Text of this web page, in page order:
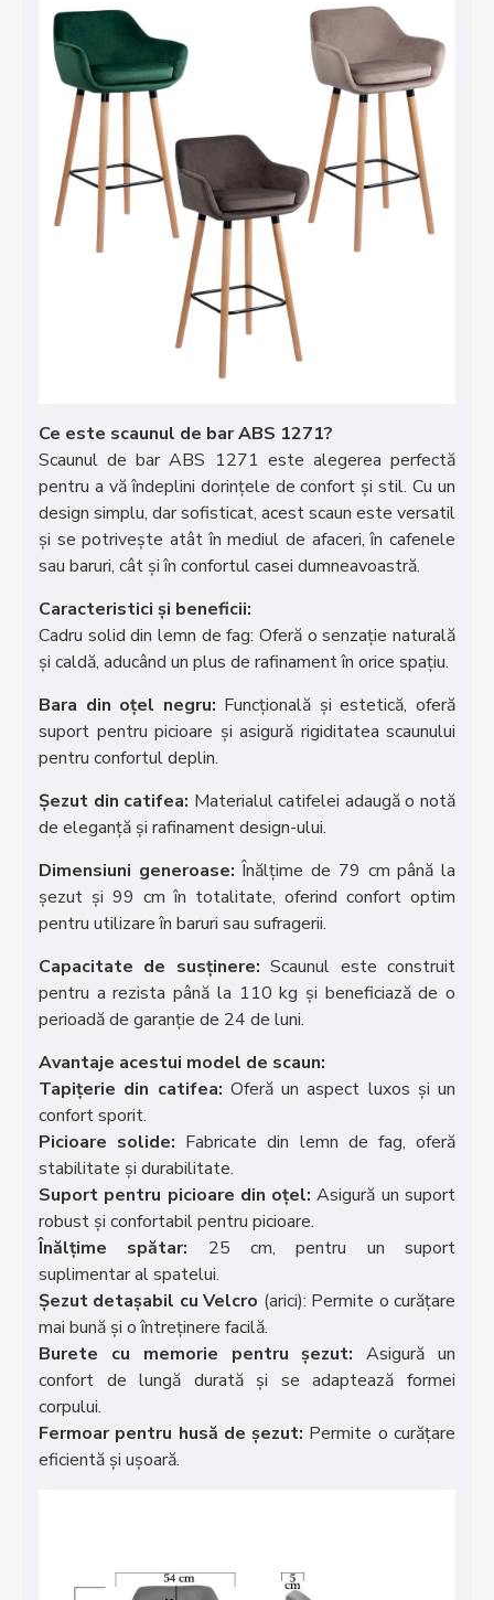
Ce este scaunul de bar ABS 1271?
Scaunul de bar ABS 1271 este alegerea perfectă
pentru a vă îndeplini dorințele de confort și stil. Cu un
design simplu, dar sofisticat, acest scaun este versatil
și se potrivește atât în mediul de afaceri, în cafenele
sau baruri, cât și în confortul casei dumneavoastră.
Caracteristici și beneficii:
Cadru solid din lemn de fag: Oferă o senzație naturală
și caldă, aducând un plus de rafinament în orice spațiu.
Bara din oțel negru: Funcțională și estetică, oferă
suport pentru picioare și asigură rigiditatea scaunului
pentru confortul deplin.
Șezut din catifea: Materialul catifelei adaugă o notă
de eleganță și rafinament design-ului.
Dimensiuni generoase: Înălțime de 79 cm până la
șezut și 99 cm în totalitate, oferind confort optim
pentru utilizare în baruri sau sufragerii.
Capacitate de susținere: Scaunul este construit
pentru a rezista până la 110 kg și beneficiază de o
perioadă de garanție de 24 de luni.
Avantaje acestui model de scaun:
Tapițerie din catifea: Oferă un aspect luxos și un
confort sporit.
Picioare solide: Fabricate din lemn de fag, oferă
stabilitate și durabilitate.
Suport pentru picioare din oțel: Asigură un suport
robust și confortabil pentru picioare.
Înălțime spătar: 25 cm, pentru un suport
suplimentar al spatelui.
Șezut detașabil cu Velcro (arici): Permite o curățare
mai bună și o întreținere facilă.
Burete cu memorie pentru șezut: Asigură un
confort de lungă durată și se adaptează formei
corpului.
Fermoar pentru husă de șezut: Permite o curățare
eficientă și ușoară.